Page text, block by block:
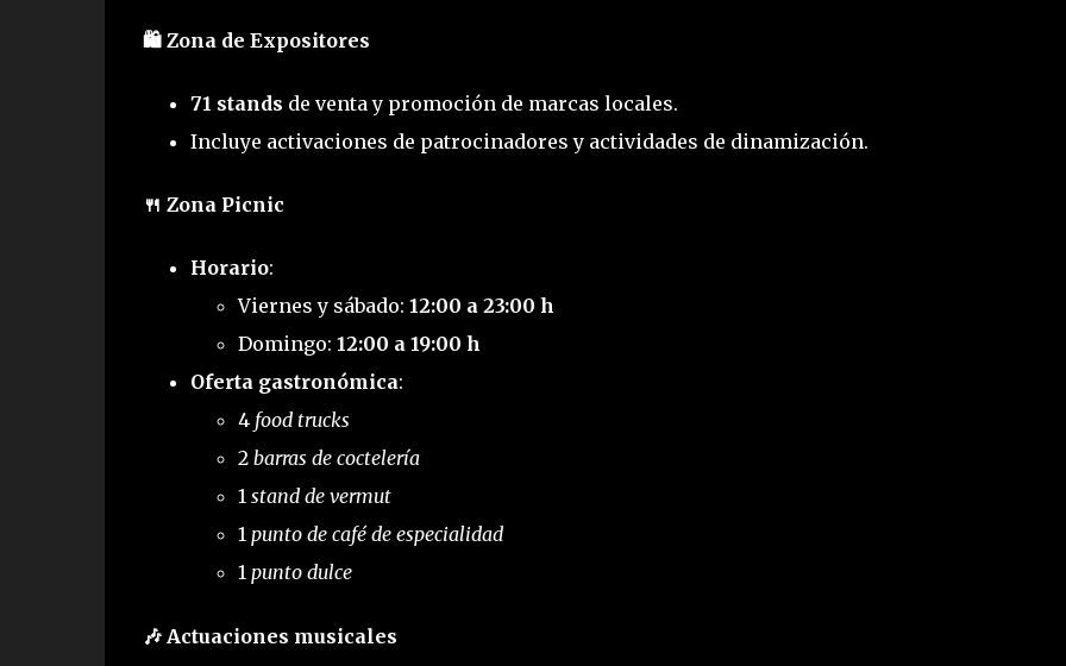
🛍️ Zona de Expositores
71 stands de venta y promoción de marcas locales.
Incluye activaciones de patrocinadores y actividades de dinamización.
🍴 Zona Picnic
Horario:
Viernes y sábado: 12:00 a 23:00 h
Domingo: 12:00 a 19:00 h
Oferta gastronómica:
4 food trucks
2 barras de coctelería
1 stand de vermut
1 punto de café de especialidad
1 punto dulce
🎶 Actuaciones musicales